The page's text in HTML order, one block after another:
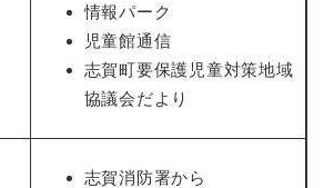
情報パーク
児童館通信
志賀町要保護児童対策地域
協議会だより
志賀消防署から